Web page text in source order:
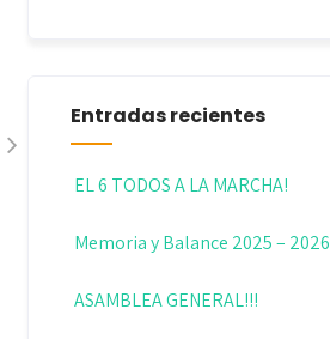
Entradas recientes
EL 6 TODOS A LA MARCHA!
Memoria y Balance 2025 – 2026
ASAMBLEA GENERAL!!!